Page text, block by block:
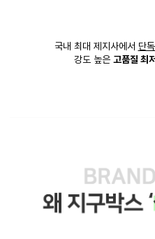
국내 최대 제지사에서 단
강도 높은 고품질 최